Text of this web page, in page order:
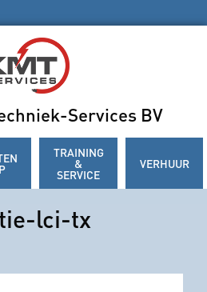
Services BV
TRAINING
&
SERVICE
VERHUUR
lci-tx